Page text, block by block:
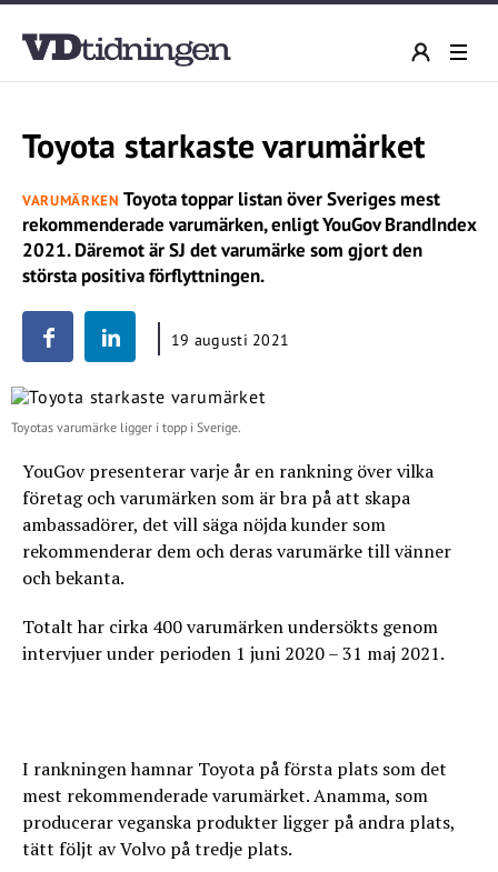
Toyota starkaste varumärket
VARUMÄRKEN Toyota toppar listan över Sveriges mest
rekommenderade varumärken, enligt YouGov BrandIndex
2021. Däremot är SJ det varumärke som gjort den
största positiva förflyttningen.
19 augusti 2021
Toyotas varumärke ligger i topp i Sverige.
YouGov presenterar varje år en rankning över vilka
företag och varumärken som är bra på att skapa
ambassadörer, det vill säga nöjda kunder som
rekommenderar dem och deras varumärke till vänner
och bekanta.
Totalt har cirka 400 varumärken undersökts genom
intervjuer under perioden 1 juni 2020 – 31 maj 2021.
I rankningen hamnar Toyota på första plats som det
mest rekommenderade varumärket. Anamma, som
producerar veganska produkter ligger på andra plats,
tätt följt av Volvo på tredje plats.